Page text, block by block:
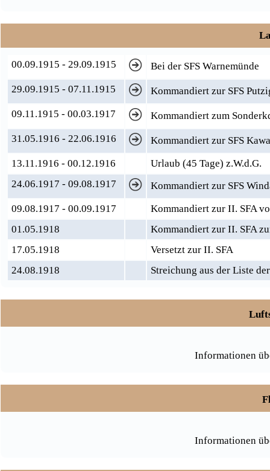
00.09.1915 - 29.09.1915
Bei der SFS Warnemünde
29.09.1915 - 07.11.1915
Kommandiert zur SFS
09.11.1915 - 00.03.1917
Kommandiert zum
31.05.1916 - 22.06.1916
Kommandiert zur SFS
13.11.1916 - 00.12.1916
Urlaub (45 Tage) z.W.d.G.
24.06.1917 - 09.08.1917
Kommandiert zur SFS
09.08.1917 - 00.09.1917
Kommandiert zur II. SFA
01.05.1918
Kommandiert zur II. SFA
17.05.1918
Versetzt zur II. SFA
24.08.1918
Streichung aus der Liste
Informationen
Informationen